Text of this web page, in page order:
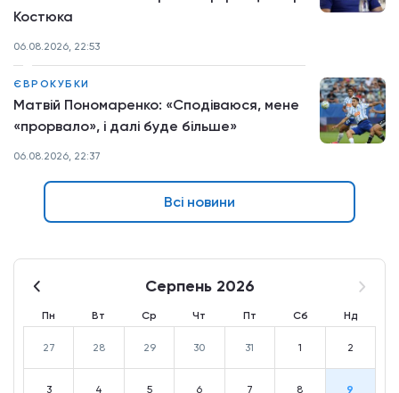
Костюка
06.08.2026, 22:53
ЄВРОКУБКИ
Матвій Пономаренко: «Сподіваюся, мене
«прорвало», і далі буде більше»
06.08.2026, 22:37
Всі новини
Серпень 2026
Пн Вт Ср Чт Пт Сб Нд
27 28 29 30 31 1 2
3 4 5 6 7 8 9